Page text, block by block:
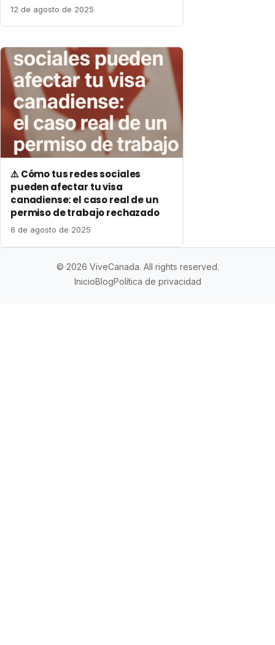
12 de agosto de 2025
⚠️ Cómo tus redes sociales
pueden afectar tu visa
canadiense: el caso real de un
permiso de trabajo rechazado
6 de agosto de 2025
© 2026 ViveCanada. All rights reserved.
InicioBlogPolítica de privacidad